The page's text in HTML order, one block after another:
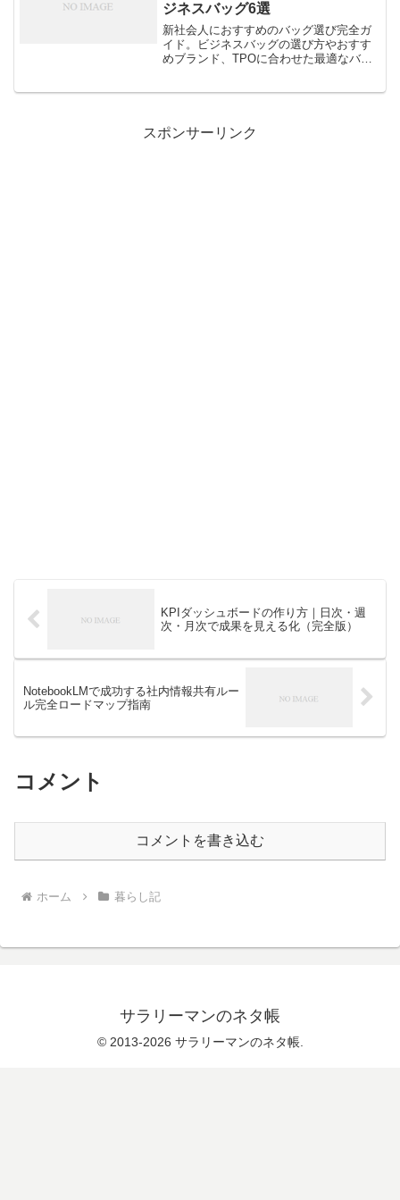
ジネスバッグ6選
新社会人におすすめのバッグ選び完全ガ
イド。ビジネスバッグの選び方やおすす
めブランド、TPOに合わせた最適なバッ
スポンサーリンク
KPIダッシュボードの作り方｜日次・週
次・月次で成果を見える化（完全版）
NotebookLMで成功する社内情報共有ルー
ル完全ロードマップ指南
コメント
コメントを書き込む
ホーム 暮らし記
サラリーマンのネタ帳
© 2013-2026 サラリーマンのネタ帳.